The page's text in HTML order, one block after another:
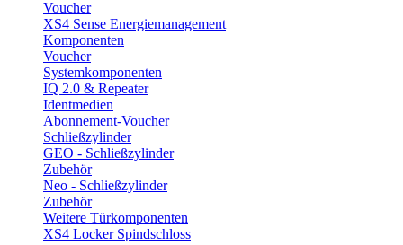
Voucher
XS4 Sense Energiemanagement
Komponenten
Voucher
Systemkomponenten
IQ 2.0 & Repeater
Identmedien
Abonnement-Voucher
Schließzylinder
GEO - Schließzylinder
Zubehör
Neo - Schließzylinder
Zubehör
Weitere Türkomponenten
XS4 Locker Spindschloss